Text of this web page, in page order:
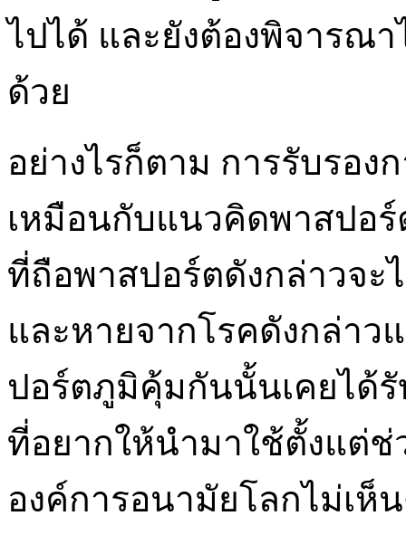
ไปได้ และยังต้องพิจารณ
ด้วย
อย่างไรก็ตาม การรับรอ
เหมือนกับแนวคิดพาสปอ
ที่ถือพาสปอร์ตดังกล่าวจะ
และหายจากโรคดังกล่า
ปอร์ตภูมิคุ้มกันนั้นเคยได้
ที่อยากให้นำมาใช้ตั้งแต่ช่
องค์การอนามัยโลกไม่เห็